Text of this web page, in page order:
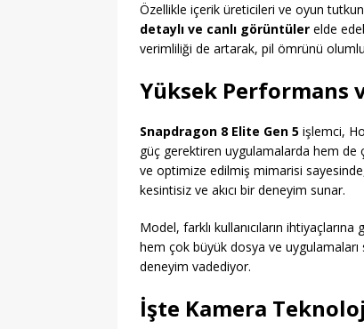
Özellikle içerik üreticileri ve oyun
detaylı ve canlı görüntüler elde
verimliliği de artarak, pil ömrünü
Yüksek Performans
Snapdragon 8 Elite Gen 5 işlemci,
güç gerektiren uygulamalarda hem de
ve optimize edilmiş mimarisi
kesintisiz ve akıcı bir deneyim sunar.
Model, farklı kullanıcıların ihtiyaçlarına
hem çok büyük dosya ve uygulamaları
deneyim vadediyor.
İşte Kamera